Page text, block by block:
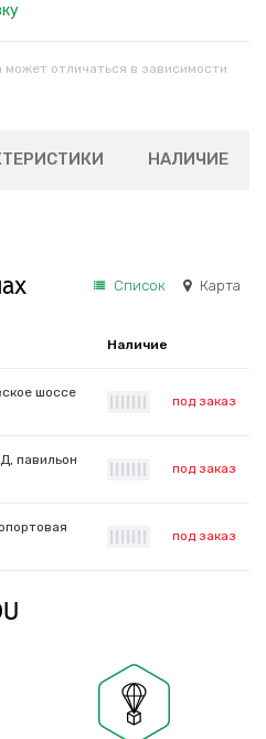
отличаться в зависимости
НАЛИЧИЕ
Список Карта
Наличие
шоссе
под заказ
павильон
под заказ
под заказ